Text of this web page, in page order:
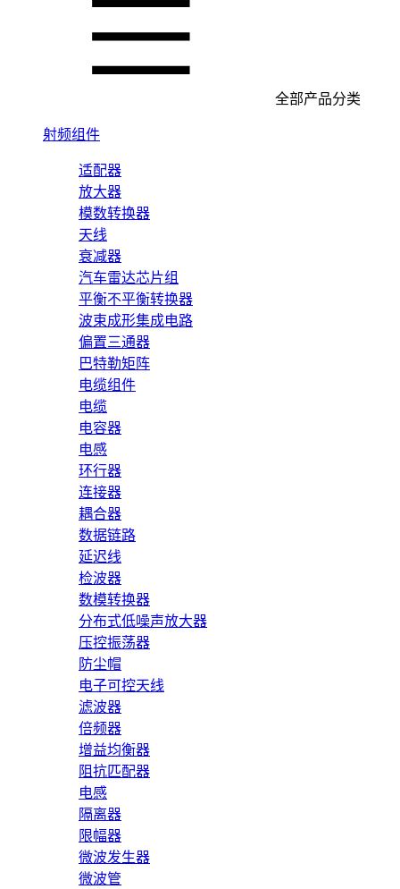
全部产品分类
射频组件
适配器
放大器
模数转换器
天线
衰减器
汽车雷达芯片组
平衡不平衡转换器
波束成形集成电路
偏置三通器
巴特勒矩阵
电缆组件
电缆
电容器
电感
环行器
连接器
耦合器
数据链路
延迟线
检波器
数模转换器
分布式低噪声放大器
压控振荡器
防尘帽
电子可控天线
滤波器
倍频器
增益均衡器
阻抗匹配器
电感
隔离器
限幅器
微波发生器
微波管